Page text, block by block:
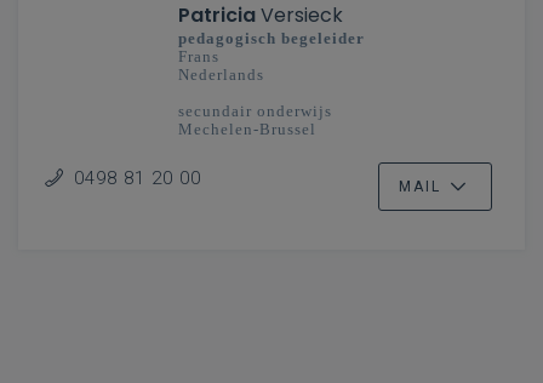
PatriciaVersieck
pedagogisch begeleider
Frans
Nederlands
secundair onderwijs
Mechelen-Brussel
0498 81 20 00 MAIL